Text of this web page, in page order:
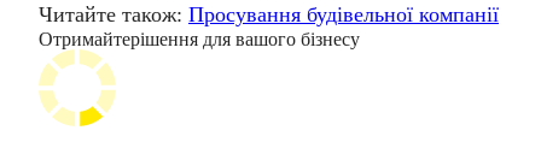
Читайте також: Просування будівельної компанії
Отримайтерішення для вашого бізнесу